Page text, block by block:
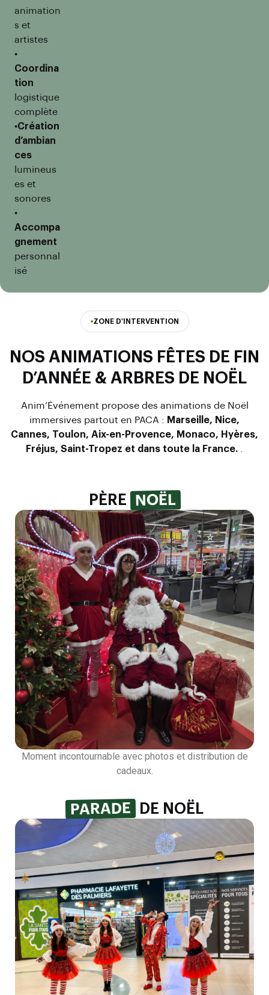
animation
s et
artistes
•
Coordina
tion
logistique
complète
•Création
d’ambian
ces
lumineus
es et
sonores
•
Accompa
gnement
personnal
isé
ZONE D'INTERVENTION
NOS ANIMATIONS FÊTES DE FIN
D’ANNÉE & ARBRES DE NOËL
Anim’Événement propose des animations de Noël
immersives partout en PACA : Marseille, Nice,
Cannes, Toulon, Aix-en-Provence, Monaco, Hyères,
Fréjus, Saint-Tropez et dans toute la France. .
PÈRE NOËL
Moment incontournable avec photos et distribution de
cadeaux.
PARADE DE NOËL